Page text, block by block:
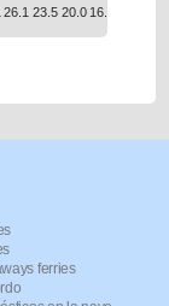
26.1 23.5 20.0 16.6
ferries